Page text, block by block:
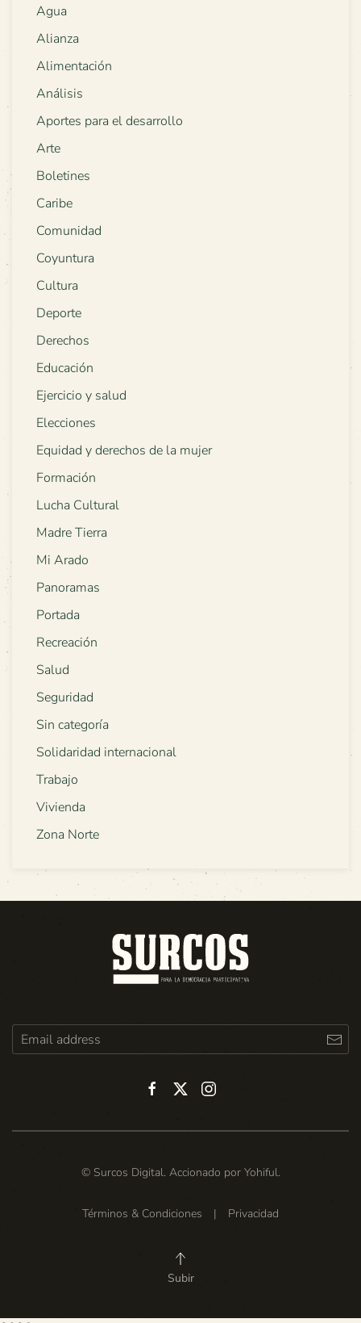
Agua
Alianza
Alimentación
Análisis
Aportes para el desarrollo
Arte
Boletines
Caribe
Comunidad
Coyuntura
Cultura
Deporte
Derechos
Educación
Ejercicio y salud
Elecciones
Equidad y derechos de la mujer
Formación
Lucha Cultural
Madre Tierra
Mi Arado
Panoramas
Portada
Recreación
Salud
Seguridad
Sin categoría
Solidaridad internacional
Trabajo
Vivienda
Zona Norte
© Surcos Digital. Accionado por Yohiful.
Términos & Condiciones | Privacidad
Subir